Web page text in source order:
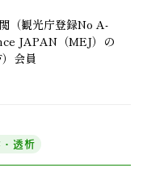
（観光庁登録No A-
JAPAN（MEJ）の
会員
透析